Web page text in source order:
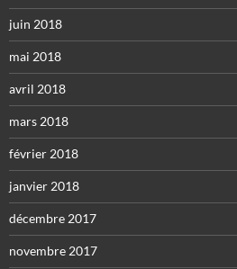
juin 2018
mai 2018
avril 2018
mars 2018
février 2018
janvier 2018
décembre 2017
novembre 2017